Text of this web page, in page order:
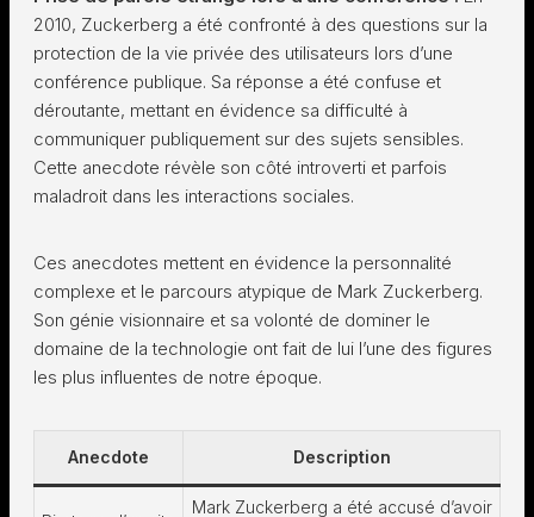
2010, Zuckerberg a été confronté à des questions sur la
protection de la vie privée des utilisateurs lors d’une
conférence publique. Sa réponse a été confuse et
déroutante, mettant en évidence sa difficulté à
communiquer publiquement sur des sujets sensibles.
Cette anecdote révèle son côté introverti et parfois
maladroit dans les interactions sociales.
Ces anecdotes mettent en évidence la personnalité
complexe et le parcours atypique de Mark Zuckerberg.
Son génie visionnaire et sa volonté de dominer le
domaine de la technologie ont fait de lui l’une des figures
les plus influentes de notre époque.
Anecdote Description
Mark Zuckerberg a été accusé d’avoir